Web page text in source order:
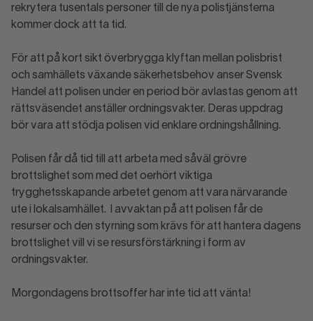
rekrytera tusentals personer till de nya polistjänsterna
kommer dock att ta tid.
För att på kort sikt överbrygga klyftan mellan polisbrist
och samhällets växande säkerhetsbehov anser Svensk
Handel att polisen under en period bör avlastas genom att
rättsväsendet anställer ordningsvakter. Deras uppdrag
bör vara att stödja polisen vid enklare ordningshållning.
Polisen får då tid till att arbeta med såväl grövre
brottslighet som med det oerhört viktiga
trygghetsskapande arbetet genom att vara närvarande
ute i lokalsamhället. I avvaktan på att polisen får de
resurser och den styrning som krävs för att hantera dagens
brottslighet vill vi se resursförstärkning i form av
ordningsvakter.
Morgondagens brottsoffer har inte tid att vänta!